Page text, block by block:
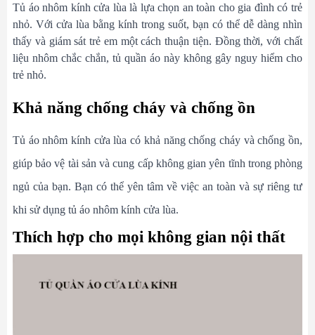
Tủ áo nhôm kính cửa lùa là lựa chọn an toàn cho gia đình có trẻ
nhỏ. Với cửa lùa bằng kính trong suốt, bạn có thể dễ dàng nhìn
thấy và giám sát trẻ em một cách thuận tiện. Đồng thời, với chất
liệu nhôm chắc chắn, tủ quần áo này không gây nguy hiểm cho
trẻ nhỏ.
Khả năng chống cháy và chống ồn
Tủ áo nhôm kính cửa lùa có khả năng chống cháy và chống ồn,
giúp bảo vệ tài sản và cung cấp không gian yên tĩnh trong phòng
ngủ của bạn. Bạn có thể yên tâm về việc an toàn và sự riêng tư
khi sử dụng tủ áo nhôm kính cửa lùa.
Thích hợp cho mọi không gian nội thất